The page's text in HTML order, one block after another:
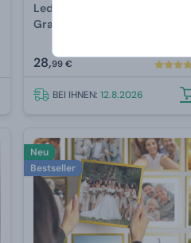
Leder-Flachmann - braun mit
Gravur
28,99 €
BEI IHNEN: 12.8.2026
Neu
Bestseller